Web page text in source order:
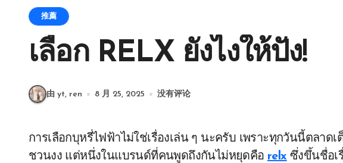
推薦
เลือก RELX ยังไงให้ปัง!
由 yt, ren 8 月 25, 2025 没有评论
การเลือกบุหรี่ไฟฟ้าไม่ใช่เรื่องเล่น ๆ นะครับ เพราะทุกวันนี้ตลาดเต็มไปด้วยหลากหลายแบรนด์และรุ่นที่
ชวนงง แต่หนึ่งในแบรนด์ที่คนพูดถึงกันไม่หยุดคือ relx ซึ่งขึ้นชื่อเ